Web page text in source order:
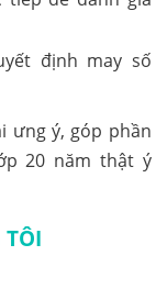
định may số
ưng ý, góp phần
20 năm thật ý